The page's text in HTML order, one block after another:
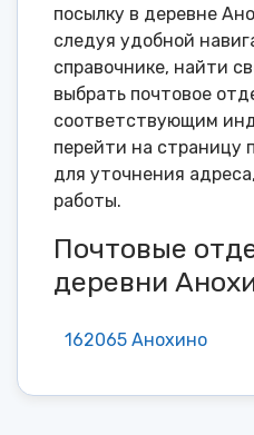
посылку в деревне
следуя удобной
справочнике, найти
выбрать почтовое
соответствующим
перейти на страницу
для уточнения
работы.
Почтовые
деревни
162065 Анохино